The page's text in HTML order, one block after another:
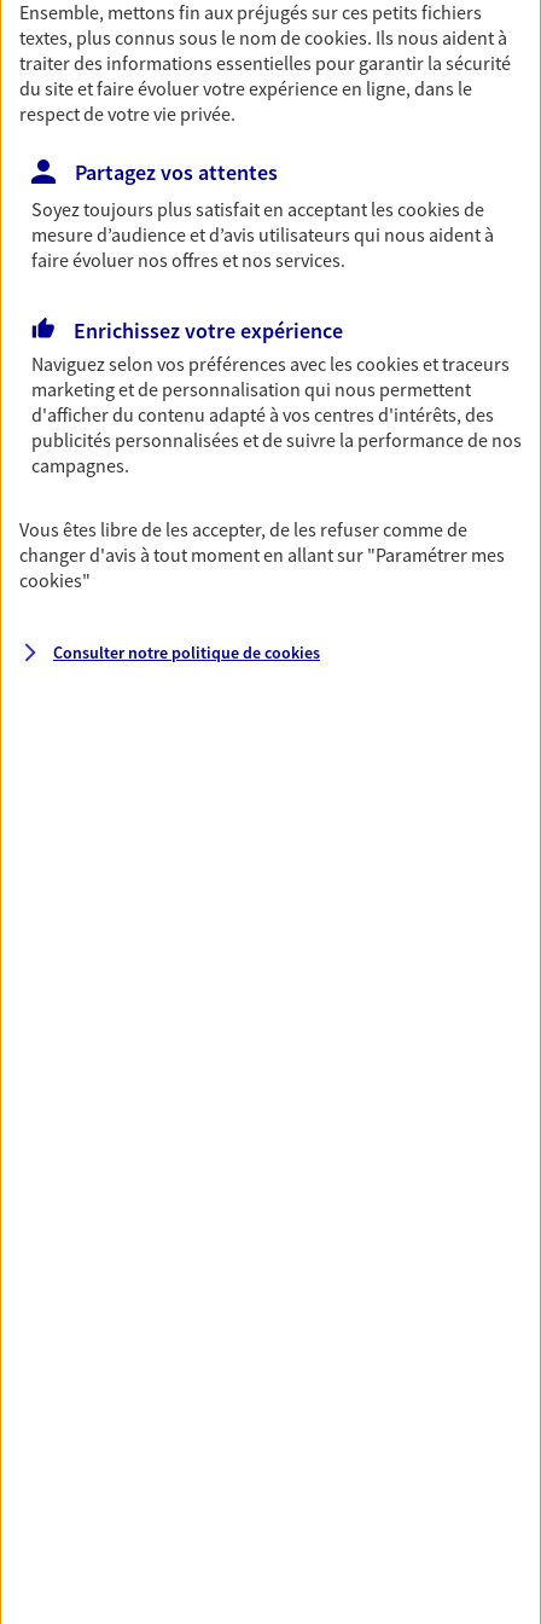
Découvrir les offres Épargne
Retraite
votre vie avec les conseils d'un expert. Découvrez
notre solution PER (Plan Epargne Retraite)
spécialement conçue pour la retraite.
Découvrir l'offre Retraite
Prévoyance
Pour un avenir serein, assurez-vous avec notre
contrat prévoyance. Préservez vos proches en cas
d'accident ou de maladie en optant pour les
garanties incapacité temporaire totale de travail,
invalidité ou de décès.
Découvrir l'offre Prévoyance
Couvrez vos dépenses de santé ainsi que celles de
votre famille avec la complémentaire santé qui
Ensemble, mettons fin aux préjugés sur ces petits fichiers
textes, plus connus sous le nom decookies. Ils nous aident à
traiter des informations essentielles pour garantir la sécurité
du site et faire évoluer votre expérience en ligne, dans le
respect de votre vie privée.
Partagez vos attentes
Soyez toujours plus satisfait en acceptant lescookiesde
mesure d’audience et d’avis utilisateurs qui nous aident à
faire évoluer nos offres et nos services.
Enrichissez votre expérience
Naviguez selon vos préférences avec lescookies et traceurs
marketing et de personnalisation qui nous permettent
d'afficher du contenu adapté à vos centres d'intérêts, des
publicités personnalisées et de suivre la performance de nos
campagnes.
Vous êtes libre de les accepter, de les refuser comme de
changer d'avis à tout moment en allant sur "Paramétrer mes
cookies"
Consulter notre politique decookies